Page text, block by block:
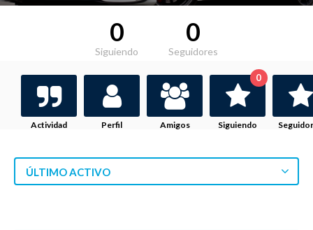
0
Siguiendo
0
Seguidores
Actividad Perfil Amigos Siguiendo
0
ÚLTIMO ACTIVO